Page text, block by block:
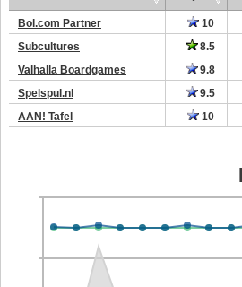
Bol.com Partner 10
Subcultures
8.5
Valhalla Boardgames
9.8
Spelspul.nl
9.5
AAN! Tafel
10